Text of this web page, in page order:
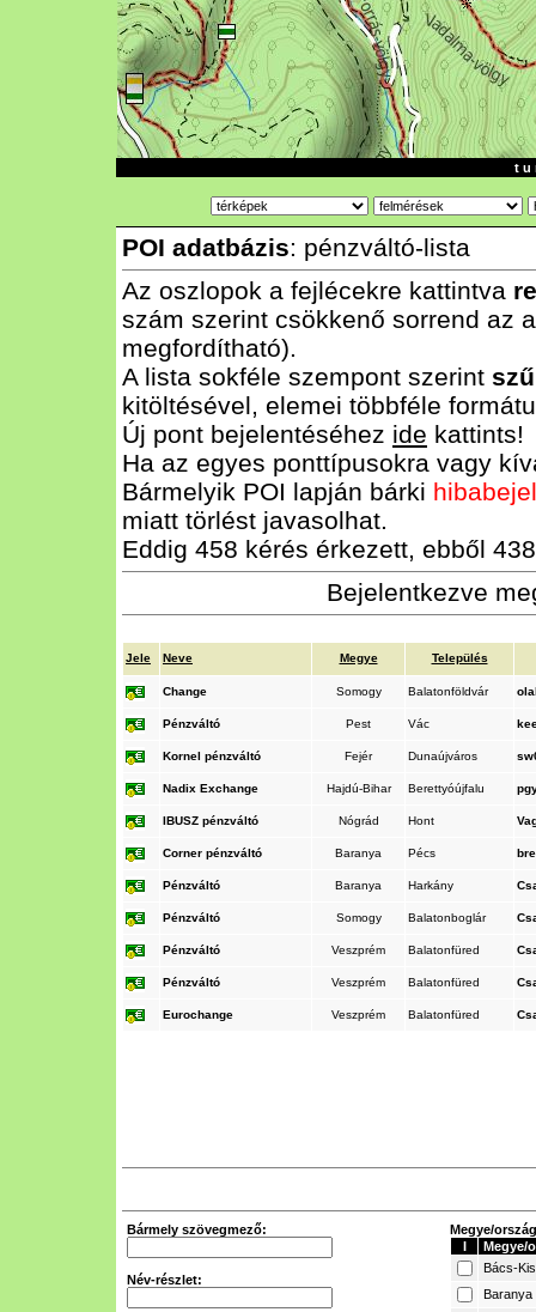
t u
POI adatbázis: pénzváltó-lista
Az oszlopok a fejlécekre kattintva
szám szerint csökkenő sorrend az
megfordítható).
A lista sokféle szempont szerint
kitöltésével, elemei többféle
Új pont bejelentéséhez ide kattints!
Ha az egyes ponttípusokra vagy
Bármelyik POI lapján bárki
miatt törlést javasolhat.
Eddig 458 kérés érkezett, ebből
Bejelentkezve
Jele Neve Megye Település
Change Somogy Balatonföldvár
Pénzváltó Pest Vác
Kornel pénzváltó Fejér Dunaújváros
Nadix Exchange Hajdú-Bihar Berettyóújfalu
IBUSZ pénzváltó Nógrád Hont
Corner pénzváltó Baranya Pécs
Pénzváltó Baranya Harkány
Pénzváltó Somogy Balatonboglár
Pénzváltó Veszprém Balatonfüred
Pénzváltó Veszprém Balatonfüred
Eurochange Veszprém Balatonfüred
Bármely szövegmező:
Név-részlet:
Megye/
I
Megye/
Bács-
Baranya